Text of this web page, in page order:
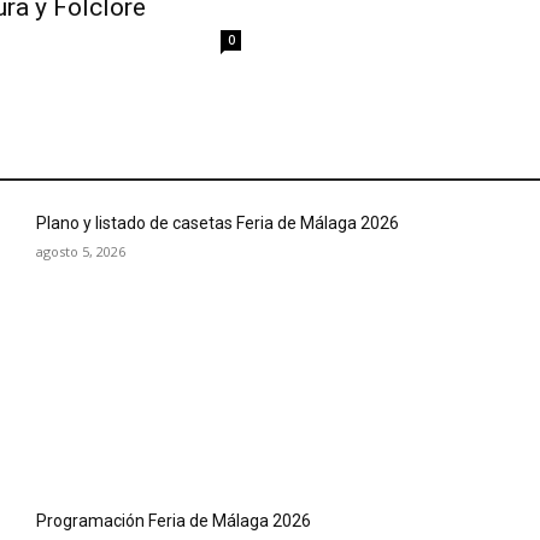
y Folclore
0
Plano y listado de casetas Feria de Málaga 2026
agosto 5, 2026
Programación Feria de Málaga 2026